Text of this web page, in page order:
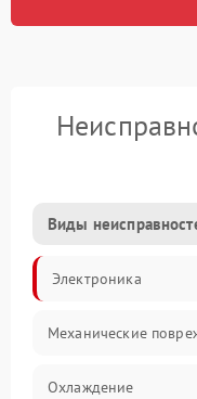
Виды
Электроника
Механические
Охлаждение